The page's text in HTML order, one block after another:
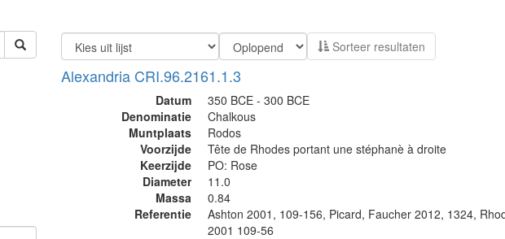
Sorteer resultaten
Alexandria CRI.96.2161.1.3
Datum
350 BCE - 300 BCE
Denominatie
Chalkous
Muntplaats
Rodos
Voorzijde
Tête de Rhodes portant une stéphanè à droite
Keerzijde
PO: Rose
Diameter
11.0
Massa
0.84
Referentie
Ashton 2001, 109-156, Picard, Faucher 2012, 1324,
2001 109-56